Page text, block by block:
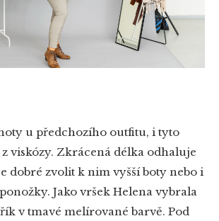
u předchozího outfitu, i tyto
z viskózy. Zkrácená délka odhaluje
dobré zvolit k nim vyšší boty nebo i
Jako vršek Helena vybrala
v tmavé melírované barvě. Pod